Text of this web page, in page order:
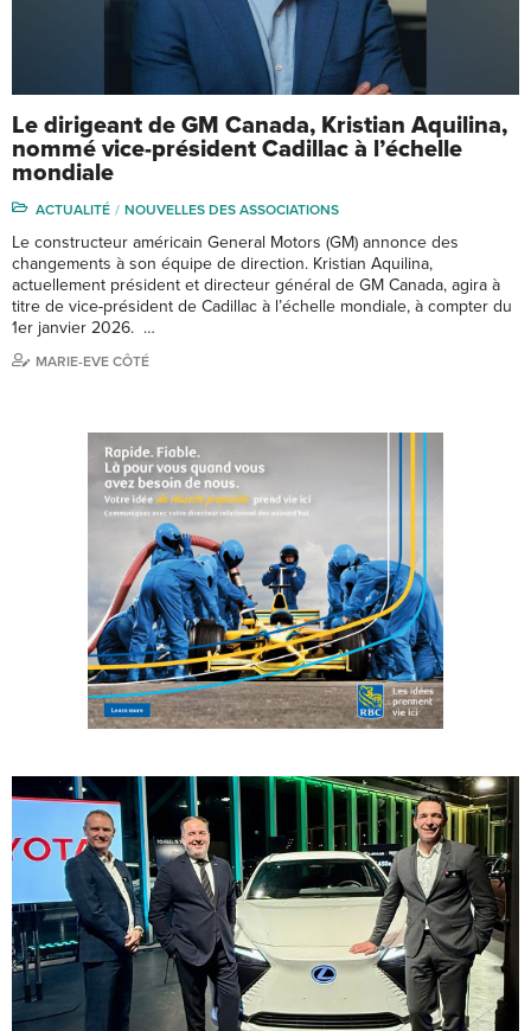
Le dirigeant de GM Canada, Kristian Aquilina,
nommé vice-président Cadillac à l’échelle
mondiale
ACTUALITÉ NOUVELLES DES ASSOCIATIONS
Le constructeur américain General Motors (GM) annonce des
changements à son équipe de direction. Kristian Aquilina,
actuellement président et directeur général de GM Canada, agira à
titre de vice-président de Cadillac à l’échelle mondiale, à compter du
1er janvier 2026. …
MARIE-EVE CÔTÉ